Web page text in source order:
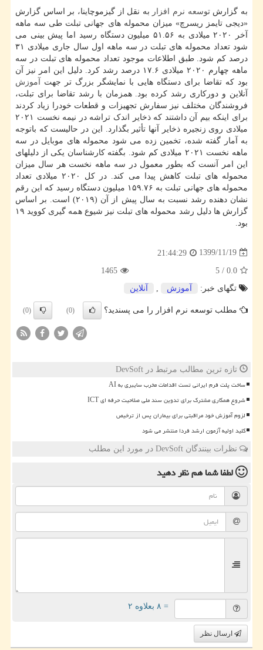
به گزارشتوسعه نرم افزار به نقل از گیزموچاینا، بر اساس گزارش
«دیجی تایمز ریسرچ» میزان محموله های جهانی تبلت طی سه ماهه
آخر ۲۰۲۰ میلادی به ۵۱.۵۶ میلیون دستگاه رسید اما پیش بینی می
شود تعداد محموله های تبلت در سه ماهه اول سال جاری میلادی ۳۱
درصد کم شود. طبق اطلاعات موجود تعداد محموله های تبلت در سه
ماهه چهارم ۲۰۲۰ میلادی ۱۷.۶ درصد رشد کرد. دلیل این امر نیز آن
بود که تقاضا برای دستگاه هایی با نمایشگر بزرگ تر جهت
آموزش
آنلاین و دورکاری رشد کرده بود. همزمان با رشد تقاضا برای تبلت،
فروشندگان مختلف نیز سفارش تجهیزات و قطعات خودرا زیاد کردند
برای اینکه بیم آن داشتند که ذخایر اندک تراشه در نیمه نخست ۲۰۲۱
میلادی روی زنجیره ذخایر آنها تأثیر بگذارد. این در حالیست که باتوجه
به آمار گفته شده، تخمین زده می شود محموله های موبایل در سه
ماهه نخست ۲۰۲۱ میلادی کم شود. بگفته کارشناسان یکی از دلیلهای
این امر آنست که بطور معمول در سه ماهه نخست هر سال میزان
محموله های تبلت کاهش پیدا می کند. در کل ۲۰۲۰ میلادی تعداد
محموله های جهانی تبلت به ۱۵۹.۷۶ میلیون دستگاه رسید که این رقم
نشان دهنده رشد نسبت به سال پیش از آن (۲۰۱۹) است. بر اساس
گزارش ها دلیل رشد محموله های تبلت نیز شیوع همه گیری کووید ۱۹
بود.
1399/11/19
21:44:29
0.0
/
5
1465
تگهای خبر:
آموزش آنلاین
مطلب توسعه نرم افزار را می پسندید؟ (0)
(0)
تازه ترین مطالب مرتبط در DevSoft
ساخت پلت فرم ایرانی تست اقدامات مخرب سایبری به AI
شروع همکاری مشترک برای تدوین سند ملی صلاحیت حرفه ای ICT
لزوم آموزش خود مراقبتی برای بیماران پس از ترخیص
کلید اولیه آزمون ارشد فردا منتشر می شود
نظرات بینندگان DevSoft در مورد این مطلب
لطفا شما همنظر دهید
= ۸ بعلاوه ۲
ارسال نظر